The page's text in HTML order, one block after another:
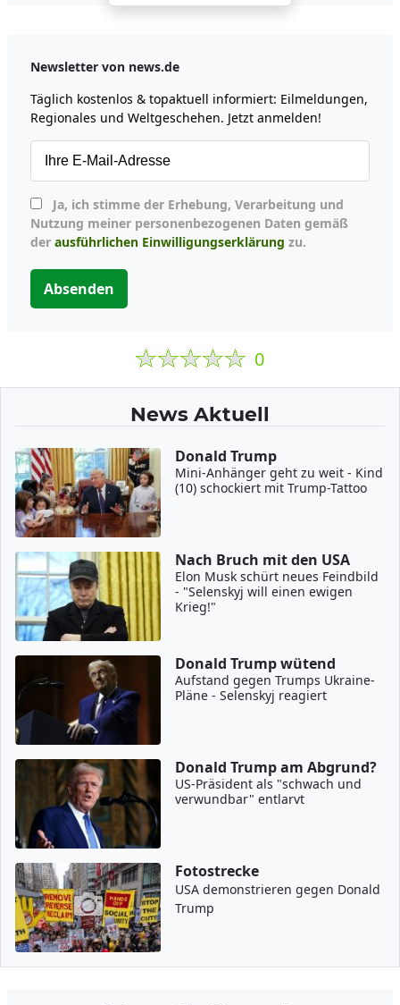
Newsletter von news.de
Täglich kostenlos & topaktuell informiert: Eilmeldungen,
Regionales und Weltgeschehen. Jetzt anmelden!
Nutzung meiner personenbezogenen Daten gemäß
der ausführlichen Einwilligungserklärung zu.
Absenden
0
News Aktuell
Donald Trump
Mini-Anhänger geht zu weit - Kind
(10) schockiert mit Trump-Tattoo
Nach Bruch mit den USA
Elon Musk schürt neues Feindbild
- "Selenskyj will einen ewigen
Krieg!"
Donald Trump wütend
Aufstand gegen Trumps Ukraine-
Pläne - Selenskyj reagiert
Donald Trump am Abgrund?
US-Präsident als "schwach und
verwundbar" entlarvt
Fotostrecke
USA demonstrieren gegen Donald
Trump